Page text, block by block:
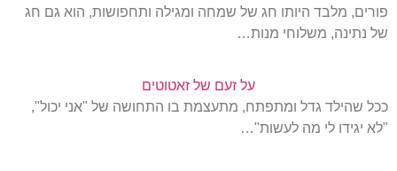
פורים, מלבד היותו חג של שמחה ומגילה ותחפושות, הוא גם חג
של נתינה, משלוחי מנות…
על זעם של זאטוטים
ככל שהילד גדל ומתפתח, מתעצמת בו התחושה של "אני יכול",
"לא יגידו לי מה לעשות"…